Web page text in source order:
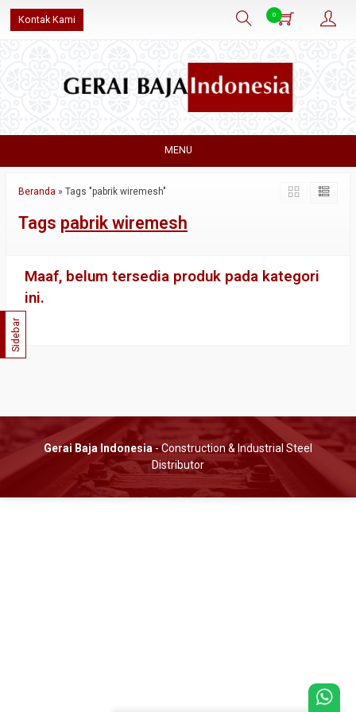
Kontak Kami 0
MENU
Beranda » Tags "pabrik wiremesh"
Tags pabrik wiremesh
Maaf, belum tersedia produk pada kategori
ini.
Sidebar
Gerai Baja Indonesia- Construction & Industrial Steel
Distributor